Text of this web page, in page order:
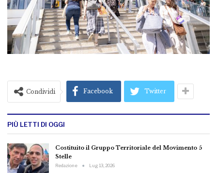
Condividi Facebook Twitter
PIÙ LETTI DI OGGI
Costituito il Gruppo Territoriale del Movimento 5
Stelle
Redazione Lug 13, 2026